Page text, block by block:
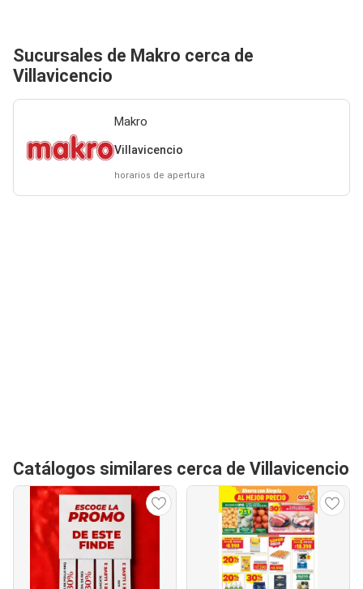
Sucursales de Makro cerca de
Villavicencio
Makro
Villavicencio
horarios de apertura
Catálogos similares cerca de Villavicencio